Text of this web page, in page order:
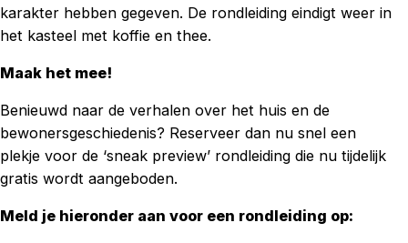
karakter hebben gegeven. De rondleiding eindigt weer in
het kasteel met koffie en thee.
Maak het mee!
Benieuwd naar de verhalen over het huis en de
bewonersgeschiedenis? Reserveer dan nu snel een
plekje voor de ‘sneak preview’ rondleiding die nu tijdelijk
gratis wordt aangeboden.
Meld je hieronder aan voor een rondleiding op: